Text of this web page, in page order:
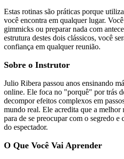
Estas rotinas são práticas porque
você encontra em qualquer lugar.
gimmicks ou preparar nada com
estrutura destes dois clássicos, você
confiança em qualquer reunião.
Sobre o Instrutor
Julio Ribera passou anos ensinando
online. Ele foca no "porquê" por trás
decompor efeitos complexos em
mundo real. Ele acredita que a melhor
para de se preocupar com o segredo e
do espectador.
O Que Você Vai Aprender